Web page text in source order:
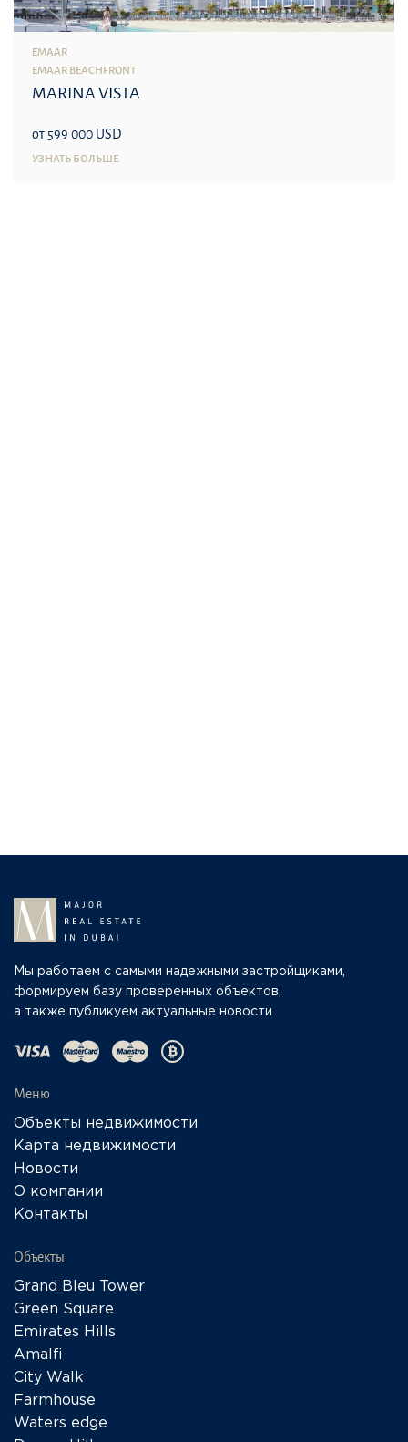
EMAAR
EMAAR BEACHFRONT
MARINA VISTA
от 599 000 USD
УЗНАТЬ БОЛЬШЕ
Мы работаем с самыми надежными застройщиками,
формируем базу проверенных объектов,
а также публикуем актуальные новости
Меню
Объекты недвижимости
Карта недвижимости
Новости
О компании
Контакты
Объекты
Grand Bleu Tower
Green Square
Emirates Hills
Amalfi
City Walk
Farmhouse
Waters edge